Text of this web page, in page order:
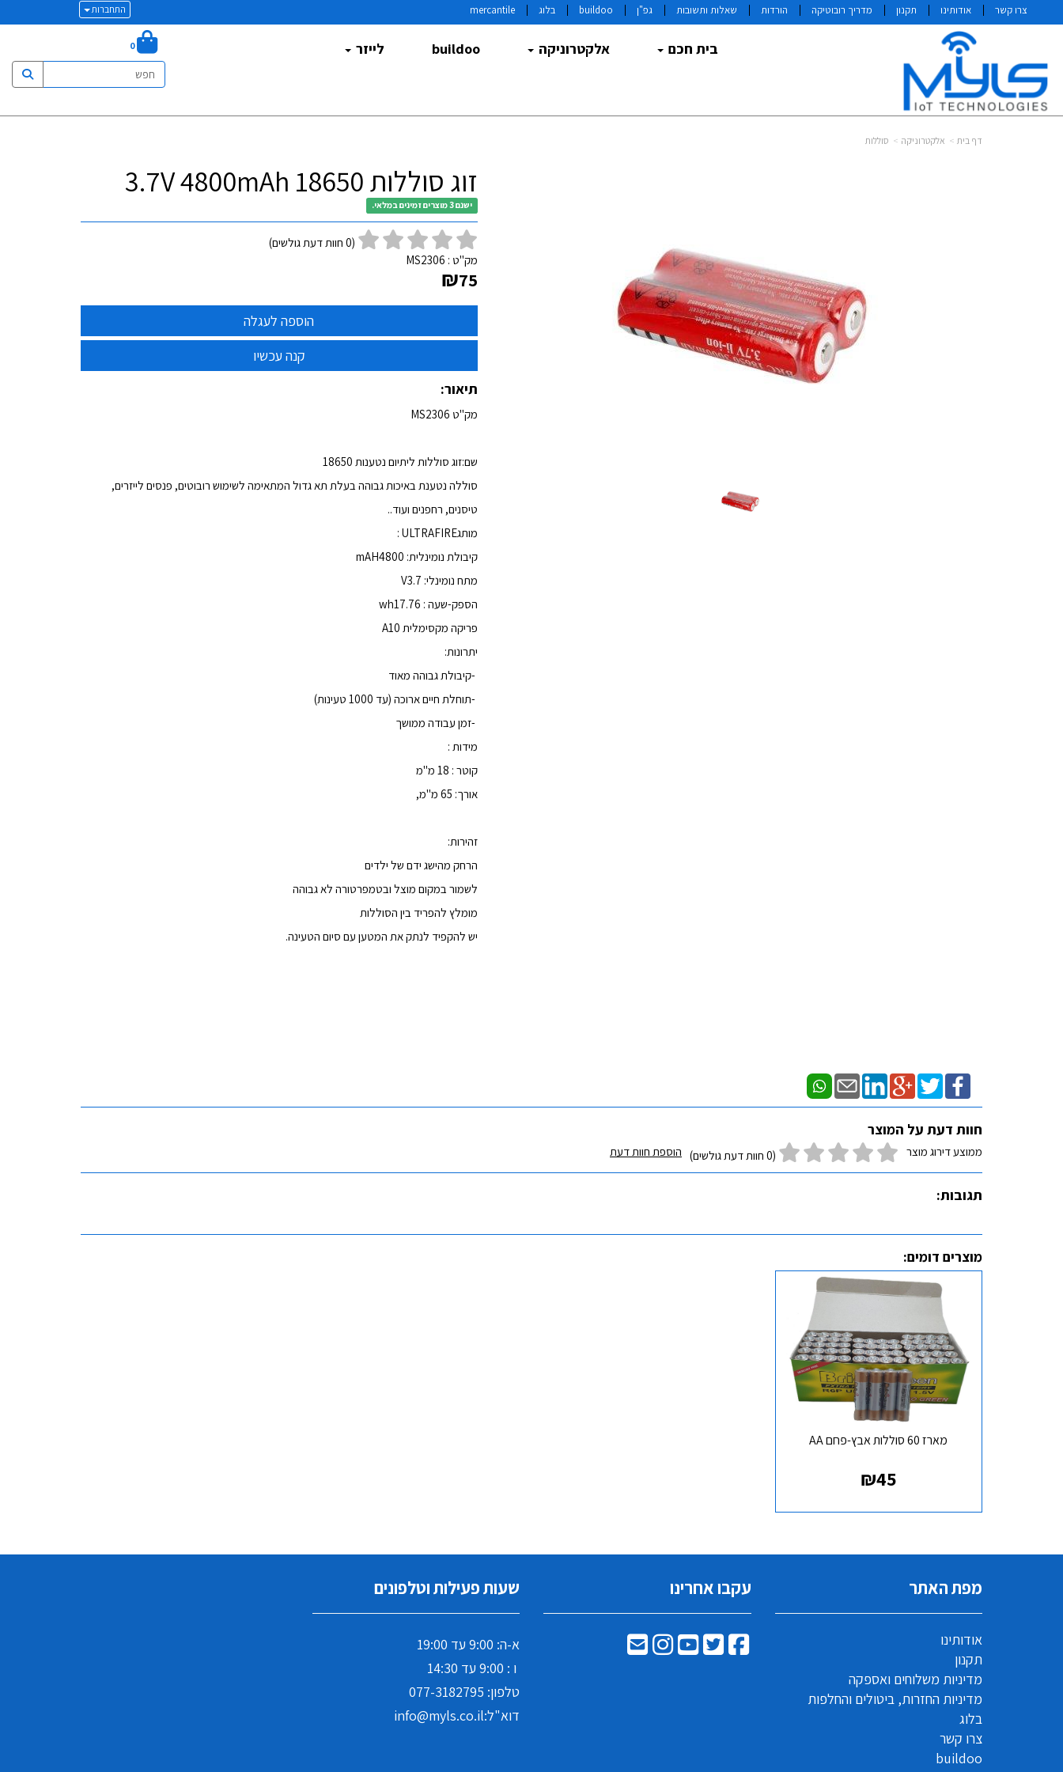
התחברות צרו קשר אודותינו תקנון מדריך רובוטיקה הורדות שאלות ותשובות גפ"ן buildoo בלוג mercantile
בית חכם אלקטרוניקה buildoo לייזר 0
דף בית אלקטרוניקה סוללות
זוג סוללות 18650 3.7V 4800mAh
ישנם 3 מוצרים זמינים במלאי.
(
0 חוות דעת גולשים)
מק"ט : MS2306
₪75
תיאור:
מק"ט MS2306
שם:זוג סוללות ליתיום נטענות 18650
סוללה נטענת באיכות גבוהה בעלת תא גדול המתאימה לשימוש רובוטים, פנסים לייזרים,
טיסנים, רחפנים ועוד..
מותג: ULTRAFIRE
קיבולת נומינלית: 4800
mAH
מתח נומינלי: 3.7
V
הספק-שעה : 17.76
wh
פריקה מקסימלית 10
A
יתרונות:
-קיבולת גבוהה מאוד
-תוחלת חיים ארוכה (עד 1000 טעינות)
-זמן עבודה ממושך
מידות :
קוטר : 18 מ"מ
אורך: 65 מ"מ
,
זהירות:
הרחק מהישג ידם של ילדים
לשמור במקום מוצל ובטמפרטורה לא גבוהה
מומלץ להפריד בין הסוללות
יש להקפיד לנתק את המטען עם סיום הטעינה.
חוות דעת על המוצר
ממוצע דירוג מוצר (0 חוות דעת גולשים) הוספת חוות דעת
תגובות:
מוצרים דומים:
מארז 60 סוללות אבץ-פחם AA
₪45
מפת האתר
אודותינו
תקנון
מדיניות משלוחים ואספקה
מדיניות החזרות, ביטולים והחלפות
בלוג
צרו קשר
buildoo
עקבו אחרינו שעות פעילות וטלפונים
א-ה: 9:00 עד 19:00
ו : 9:00 עד 14:30
טלפון: 077-3182795
דוא"ל:info@myls.co.il